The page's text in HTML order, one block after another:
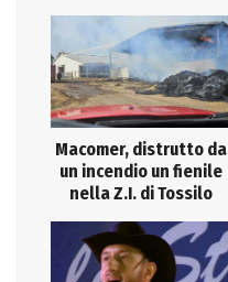
Macomer, distrutto da
un incendio un fienile
nella Z.I. di Tossilo